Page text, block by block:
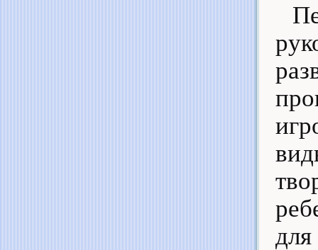
для